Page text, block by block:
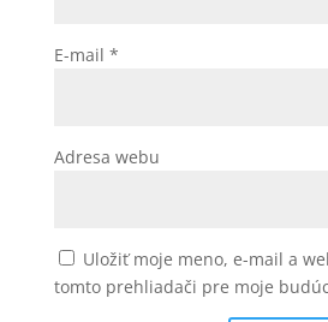
E-mail *
Adresa webu
Uložiť moje meno, e-mail a
tomto prehliadači pre moje